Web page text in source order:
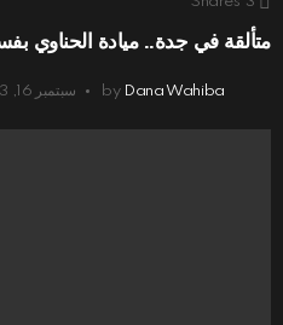
متألقة في جدة.. ميادة الحناوي
by Dana Wahiba سبتمبر 16, 2023, 12:44 م